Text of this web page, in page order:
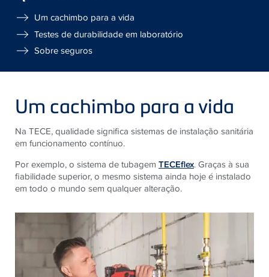
Um cachimbo para a vida
Testes de durabilidade em laboratório
Sobre seguros
Um cachimbo para a vida
Na TECE, qualidade significa sistemas de instalação sanitária
em funcionamento contínuo.
Por exemplo, o sistema de tubagem TECEflex. Graças à sua
fiabilidade superior, o mesmo sistema ainda hoje é instalado
em todo o mundo sem qualquer alteração.